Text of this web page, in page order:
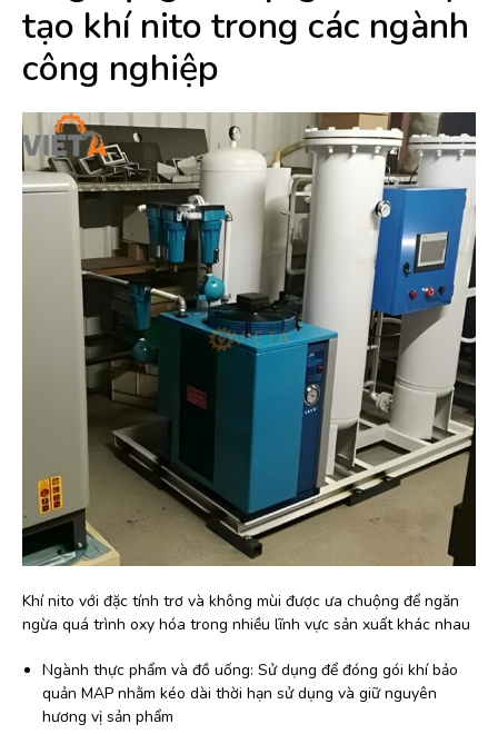
tạo khí nito trong các ngành
công nghiệp
Khí nito với đặc tính trơ và không mùi được ưa chuộng để ngăn
ngừa quá trình oxy hóa trong nhiều lĩnh vực sản xuất khác nhau
Ngành thực phẩm và đồ uống: Sử dụng để đóng gói khí bảo
quản MAP nhằm kéo dài thời hạn sử dụng và giữ nguyên
hương vị sản phẩm